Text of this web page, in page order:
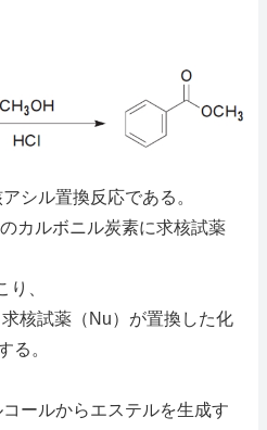
シル置換反応である。
カルボニル炭素に求核試薬
、
核試薬（Nu）が置換した化
る。
ールからエステルを生成す